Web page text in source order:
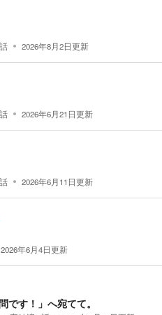
話 2026年8月2日更新
話 2026年6月21日更新
話 2026年6月11日更新
2026年6月4日更新
す！」へ宛てて。